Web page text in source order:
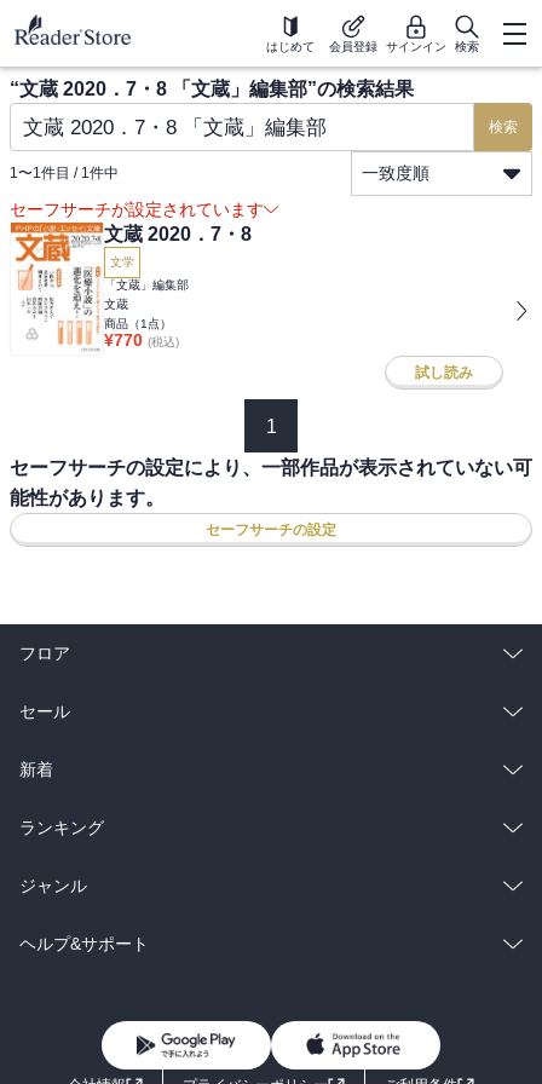
はじめて 会員登録 サインイン 検索
“文蔵 2020．7・8 「文蔵」編集部”の検索結果
検索
1〜1件目 / 1件中
一致度順
セーフサーチが設定されています
文蔵 2020．7・8
文学
「文蔵」編集部
文蔵
商品（1 点）
¥770 (税込)
試し読み
1
セーフサーチの設定により、一部作品が表示されていない可
能性があります。
セーフサーチの設定
フロア
総合
ラノベ
雑誌・グラビア
BL・TL
セール
総合
ラノベ
雑誌・グラビア
BL・TL
新着
総合
ラノベ
雑誌・グラビア
ランキング
総合
ラノベ
ジャンル
コミック
ライトノベル 男子向けラノベ
ヘルプ&サポート
よくあるご質問
お問い合わせ